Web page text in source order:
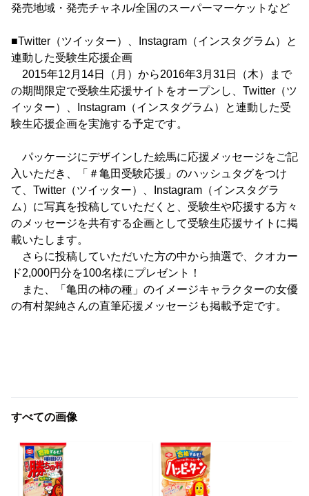
発売地域・発売チャネル/全国のスーパーマーケットなど
■Twitter（ツイッター）、Instagram（インスタグラム）と
連動した受験生応援企画
2015年12月14日（月）から2016年3月31日（木）まで
の期間限定で受験生応援サイトをオープンし、Twitter（ツ
イッター）、Instagram（インスタグラム）と連動した受
験生応援企画を実施する予定です。
パッケージにデザインした絵馬に応援メッセージをご記
入いただき、「＃亀田受験応援」のハッシュタグをつけ
て、Twitter（ツイッター）、Instagram（インスタグラ
ム）に写真を投稿していただくと、受験生や応援する方々
のメッセージを共有する企画として受験生応援サイトに掲
載いたします。
さらに投稿していただいた方の中から抽選で、クオカー
ド2,000円分を100名様にプレゼント！
また、「亀田の柿の種」のイメージキャラクターの女優
の有村架純さんの直筆応援メッセージも掲載予定です。
すべての画像